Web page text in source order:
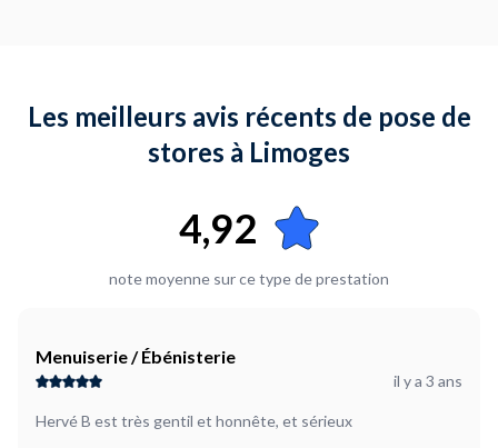
car il faut le poser sur une petite fenêtre de 50cm de large
sur 4m de haut située dans une cage d'escalier.
Les meilleurs avis récents de pose de
stores à Limoges
4,92
note moyenne sur ce type de prestation
Menuiserie / Ébénisterie
il y a 3 ans
Hervé B est très gentil et honnête, et sérieux